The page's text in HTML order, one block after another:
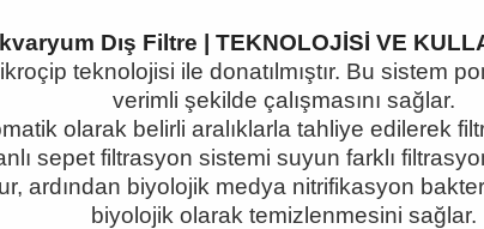
Dış Filtre | TEKNOLOJİSİ VE
teknolojisi ile donatılmıştır. Bu sistem
verimli şekilde çalışmasını sağlar.
olarak belirli aralıklarla tahliye edilerek
sepet filtrasyon sistemi suyun farklı
ardından biyolojik medya nitrifikasyon
biyolojik olarak temizlenmesini sağlar.